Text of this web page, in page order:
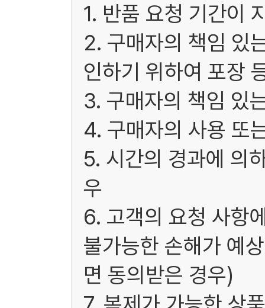
1. 반품 요청 기간이
2. 구매자의 책임 있
인하기 위하여 포장
3. 구매자의 책임 있
4. 구매자의 사용 또
5. 시간의 경과에 의
우
6. 고객의 요청 사항
불가능한 손해가 예
면 동의받은 경우)